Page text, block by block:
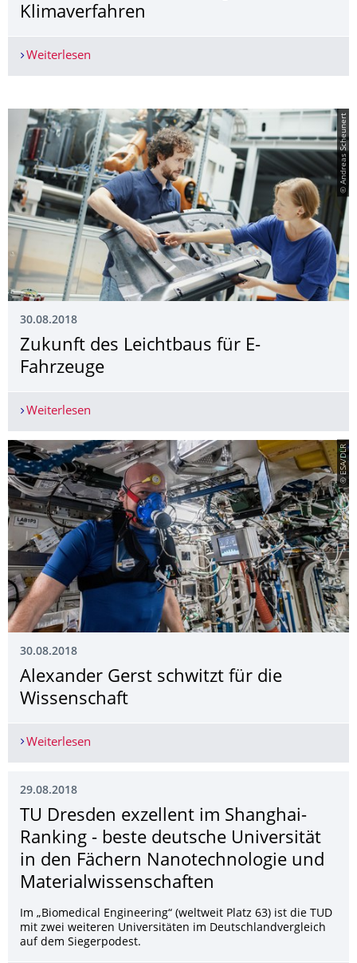
Klimaverfahren
Weiterlesen
© Andreas Scheunert
30.08.2018
Zukunft des Leichtbaus für E-
Fahrzeuge
Weiterlesen
© ESA/DLR
30.08.2018
Alexander Gerst schwitzt für die
Wissenschaft
Weiterlesen
29.08.2018
TU Dresden exzellent im Shanghai-
Ranking - beste deutsche Universität
in den Fächern Nanotechnologie und
Materialwissen­schaften
Im „Biomedical Engineering“ (weltweit Platz 63) ist die TUD
mit zwei weiteren Universitäten im Deutschlandvergleich
auf dem Siegerpodest.